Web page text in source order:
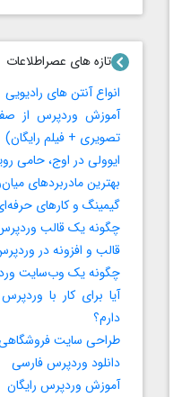
تازه های عصراطلاعات
انواع آنتن های رادیویی
تصویری + فیلم رایگان)
ایوولی در اوج، حامی
گیمینگ و کارهای
چگونه یک قالب
قالب و افزونه در
چگونه یک وب‌سایت
آیا برای کار با
دارم؟
طراحی سایت
دانلود وردپرس فارسی
آموزش وردپرس رایگان